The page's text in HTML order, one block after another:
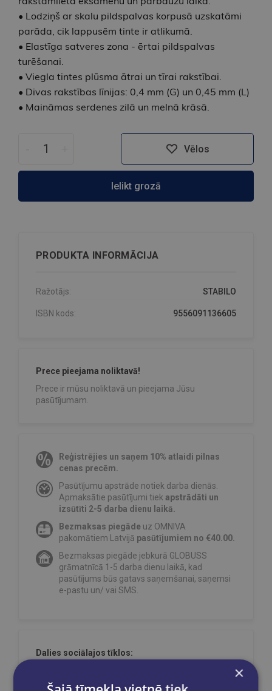
• Lodziņš ar skalu pildspalvas korpusā uzskatāmi
parāda, cik lappusēm tinte ir atlikumā.
• Elastīga satveres zona - ērtai pildspalvas
turēšanai.
• Viegla tintes plūsma ātrai un tīrai rakstībai.
• Divas rakstības līnijas: 0,4 mm (G) un 0,45 mm (L)
• Maināmas serdenes zilā un melnā krāsā.
Vēlos
Ielikt grozā
PRODUKTA INFORMĀCIJA
Ražotājs: STABILO
ISBN kods: 9556091136605
Prece pieejama noliktavā!
Prece ir mūsu noliktavā un pieejama Jūsu
pasūtījumam.
Reģistrējies un saņem 10% atlaidi pilnas
cenas precēm.
Pasūtījumu apstrāde notiek darba dienās.
Apmaksātie pasūtījumi tiek apstrādāti un
izsūtīti 2-5 darba dienu laikā.
Bezmaksas piegāde uz OMNIVA
pakomātiem Latvijā pasūtījumiem no €40.00.
Bezmaksas piegāde jebkurā GLOBUSS
grāmatnīcā 1-5 darba dienu laikā, kad
pasūtījums būs gatavs saņemšanai, saņemsi
e-pastu un/ vai SMS.
Dalies sociālajos tīklos:
×